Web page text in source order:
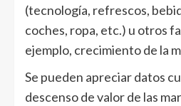
(tecnología, refrescos,
coches, ropa, etc.) u otros
ejemplo, crecimiento de la
Se pueden apreciar datos
descenso de valor de las